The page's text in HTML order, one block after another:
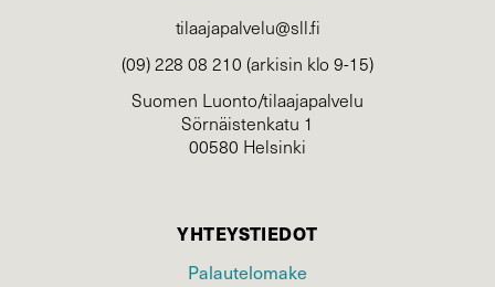
tilaajapalvelu@sll.fi
(09) 228 08 210 (arkisin klo 9-15)
Suomen Luonto/tilaajapalvelu
Sörnäistenkatu 1
00580 Helsinki
YHTEYSTIEDOT
Palautelomake